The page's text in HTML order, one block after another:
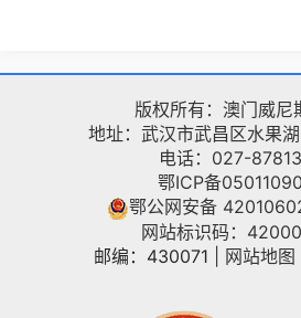
版权所有：澳门威尼
地址：武汉市武昌区水果
电话：027-
鄂ICP备
鄂公网安备
网站标识码：
邮编：430071
网站地图